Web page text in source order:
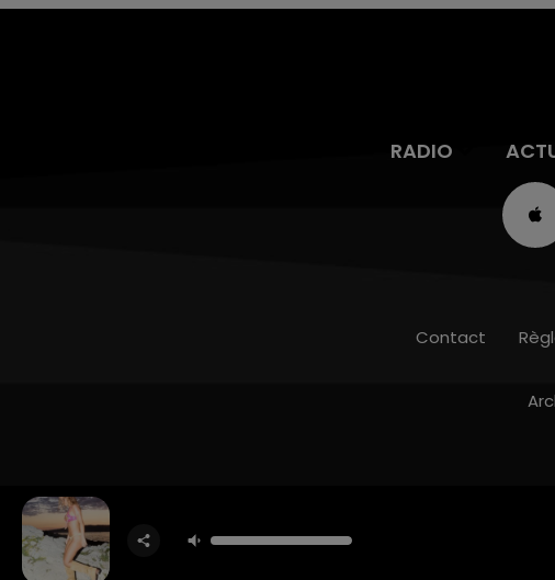
RADIO
Contact